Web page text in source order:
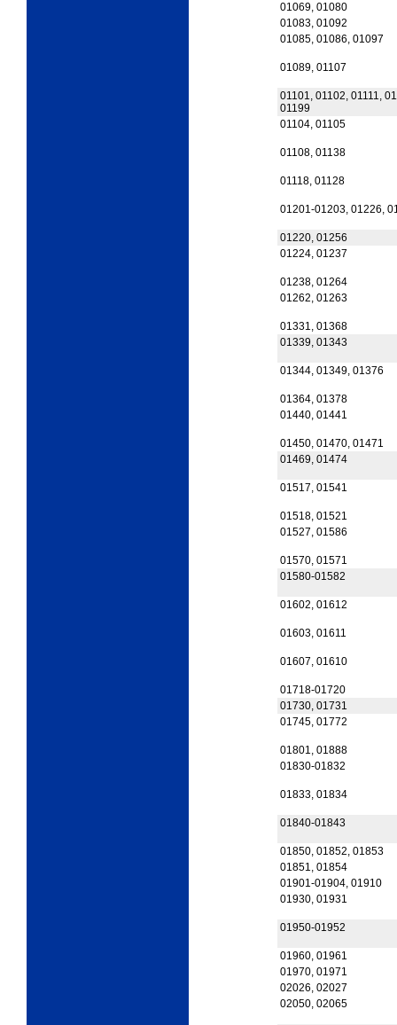
01069, 01080
01083, 01092
01085, 01086, 01097
01089, 01107
01101, 01102, 01111,
01199
01104, 01105
01108, 01138
01118, 01128
01201-01203, 01226,
01220, 01256
01224, 01237
01238, 01264
01262, 01263
01331, 01368
01339, 01343
01344, 01349, 01376
01364, 01378
01440, 01441
01450, 01470, 01471
01469, 01474
01517, 01541
01518, 01521
01527, 01586
01570, 01571
01580-01582
01602, 01612
01603, 01611
01607, 01610
01718-01720
01730, 01731
01745, 01772
01801, 01888
01830-01832
01833, 01834
01840-01843
01850, 01852, 01853
01851, 01854
01901-01904, 01910
01930, 01931
01950-01952
01960, 01961
01970, 01971
02026, 02027
02050, 02065